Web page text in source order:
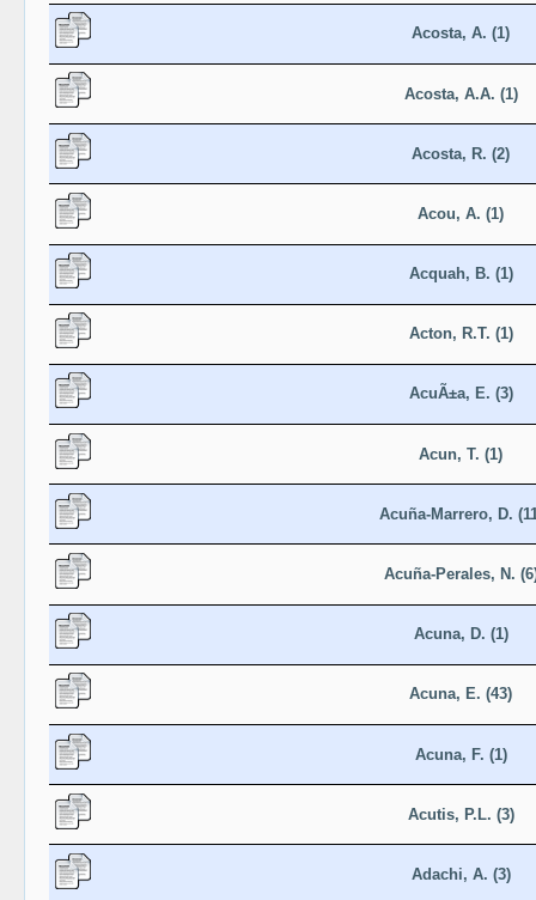
Acosta, A. (1)
Acosta, A.A. (1)
Acosta, R. (2)
Acou, A. (1)
Acquah, B. (1)
Acton, R.T. (1)
AcuÃ±a, E. (3)
Acun, T. (1)
Acuña-Marrero, D.
Acuña-Perales, N.
Acuna, D. (1)
Acuna, E. (43)
Acuna, F. (1)
Acutis, P.L. (3)
Adachi, A. (3)